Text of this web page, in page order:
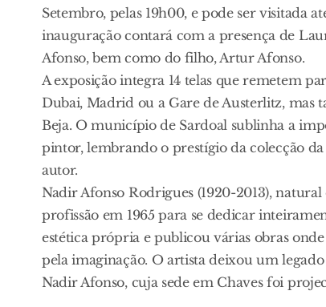
Setembro, pelas 19h00, e pode ser visitada
inauguração contará com a presença de
Afonso, bem como do filho, Artur Afonso.
A exposição integra 14 telas que remetem
Dubai, Madrid ou a Gare de Austerlitz, mas
Beja. O município de Sardoal sublinha a
pintor, lembrando o prestígio da colecção
autor.
Nadir Afonso Rodrigues (1920-2013),
profissão em 1965 para se dedicar
estética própria e publicou várias obras
pela imaginação. O artista deixou um
Nadir Afonso, cuja sede em Chaves foi